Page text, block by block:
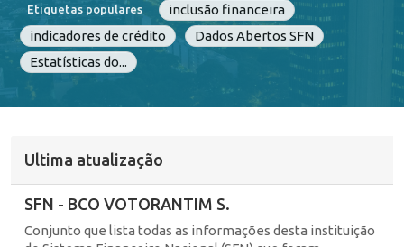
Etiquetas populares
inclusão financeira
indicadores de crédito
Dados Abertos SFN
Estatísticas do...
Ultima atualização
SFN - BCO VOTORANTIM S.
Conjunto que lista todas as informações desta instituição